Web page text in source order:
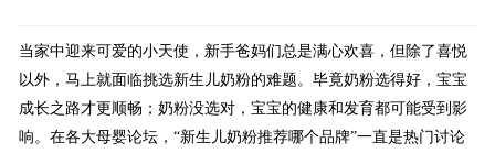
当家中迎来可爱的小天使，新手爸妈们总是满心欢喜，但除了喜悦
以外，马上就面临挑选新生儿奶粉的难题。毕竟奶粉选得好，宝宝
成长之路才更顺畅；奶粉没选对，宝宝的健康和发育都可能受到影
响。在各大母婴论坛，“新生儿奶粉推荐哪个品牌”一直是热门讨论